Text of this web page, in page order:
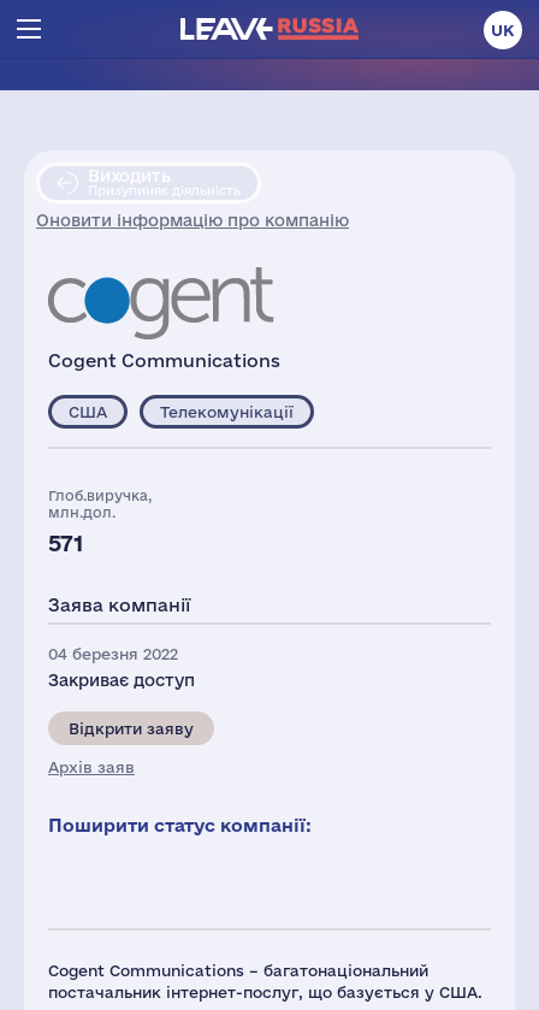
UK
Виходить
Призупиняє діяльність
Оновити інформацію про компанію
Cogent Communications
Cogent Communications – багатонаціональний
постачальник інтернет-послуг, що базується у США.
США Телекомунікації
Глоб.виручка,
млн.дол.
571
Заява компанії
04 березня 2022
Закриває доступ
Відкрити заяву
Архів заяв
Поширити статус компанії: